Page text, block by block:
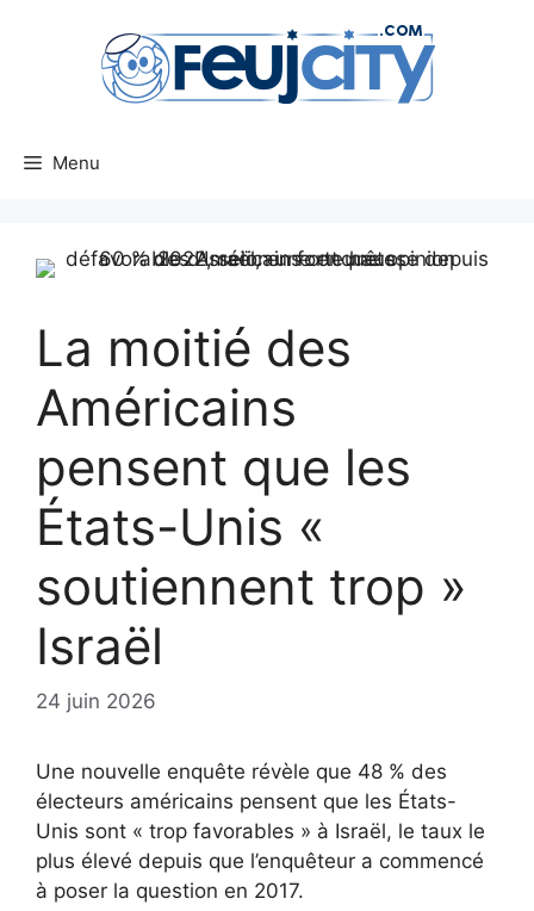
Menu
La moitié des
Américains
pensent que les
États-Unis «
soutiennent trop »
Israël
24 juin 2026
Une nouvelle enquête révèle que 48 % des
électeurs américains pensent que les États-
Unis sont « trop favorables » à Israël, le taux le
plus élevé depuis que l’enquêteur a commencé
à poser la question en 2017.